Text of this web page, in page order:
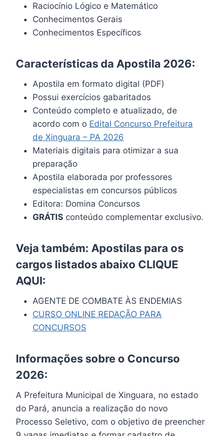
Raciocínio Lógico e Matemático
Conhecimentos Gerais
Conhecimentos Específicos
Características da Apostila 2026:
Apostila em formato digital (PDF)
Possui exercícios gabaritados
Conteúdo completo e atualizado, de
acordo com o Edital Concurso Prefeitura
de Xinguara – PA 2026
Materiais digitais para otimizar a sua
preparação
Apostila elaborada por professores
especialistas em concursos públicos
Editora: Domina Concursos
GRÁTIS conteúdo complementar exclusivo.
Veja também: Apostilas para os
cargos listados abaixo CLIQUE
AQUI:
AGENTE DE COMBATE ÀS ENDEMIAS
CURSO ONLINE REDAÇÃO PARA
CONCURSOS
Informações sobre o Concurso
2026:
A Prefeitura Municipal de Xinguara, no estado
do Pará, anuncia a realização do novo
Processo Seletivo, com o objetivo de preencher